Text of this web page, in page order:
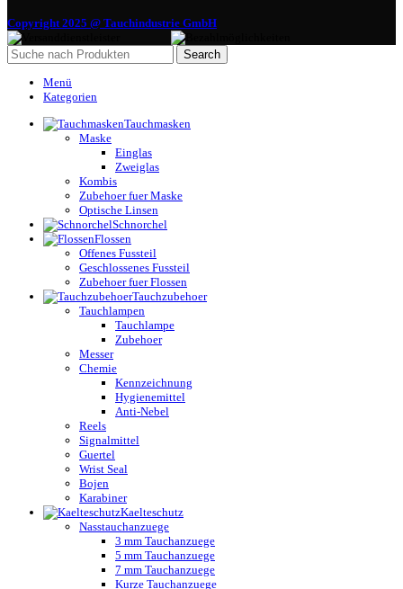
Copyright 2025 @ Tauchindustrie GmbH
Search
Menü
Kategorien
Tauchmasken
Maske
Einglas
Zweiglas
Kombis
Zubehoer fuer Maske
Optische Linsen
Schnorchel
Flossen
Offenes Fussteil
Geschlossenes Fussteil
Zubehoer fuer Flossen
Tauchzubehoer
Tauchlampen
Tauchlampe
Zubehoer
Messer
Chemie
Kennzeichnung
Hygienemittel
Anti-Nebel
Reels
Signalmittel
Guertel
Wrist Seal
Bojen
Karabiner
Kaelteschutz
Nasstauchanzuege
3 mm Tauchanzuege
5 mm Tauchanzuege
7 mm Tauchanzuege
Kurze Tauchanzuege